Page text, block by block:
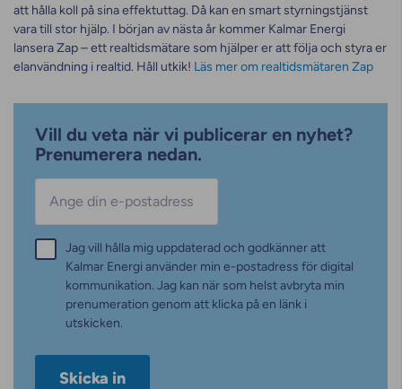
att hålla koll på sina effektuttag. Då kan en smart styrningstjänst
vara till stor hjälp. I början av nästa år kommer Kalmar Energi
lansera Zap – ett realtidsmätare som hjälper er att följa och styra er
elanvändning i realtid. Håll utkik! Läs mer om realtidsmätaren Zap
Vill du veta när vi publicerar en nyhet?
Prenumerera nedan.
Samtycke*
Jag vill hålla mig uppdaterad och godkänner att
Kalmar Energi använder min e-postadress för digital
kommunikation. Jag kan när som helst avbryta min
prenumeration genom att klicka på en länk i
utskicken.